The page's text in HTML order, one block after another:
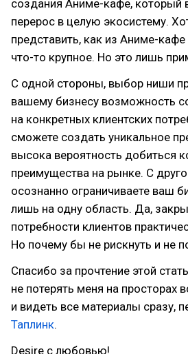
создания Аниме-кафе, который
перерос в целую экосистему.
представить, как из Аниме-
что-то крупное. Но это лишь
С одной стороны, выбор ниши
вашему бизнесу возможность
на конкретных клиентских
сможете создать уникальное
высока вероятность добиться
преимущества на рынке. С
осознанно ограничиваете ваш
лишь на одну область. Да,
потребности клиентов
Но почему бы не рискнуть и не
Спасибо за прочтение этой
не потерять меня на просторах
и видеть все материалы сразу,
Таплинк.
Desire с любовью!